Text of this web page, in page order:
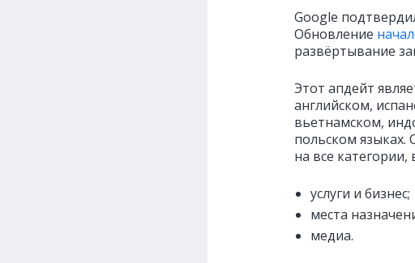
Google
Обновление
развёртывание
Этот апдейт
английском,
вьетнамском,
польском языках.
на все категории,
услуги и бизнес;
места
медиа.